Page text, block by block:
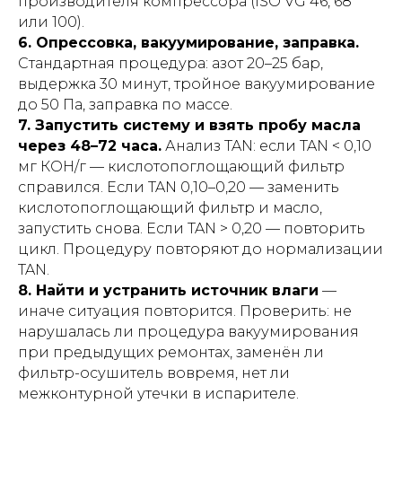
или 100).
6. Опрессовка, вакуумирование, заправка.
Стандартная процедура: азот 20–25 бар,
выдержка 30 минут, тройное вакуумирование
до 50 Па, заправка по массе.
7. Запустить систему и взять пробу масла
через 48–72 часа. Анализ TAN: если TAN < 0,10
мг КОН/г — кислотопоглощающий фильтр
справился. Если TAN 0,10–0,20 — заменить
кислотопоглощающий фильтр и масло,
запустить снова. Если TAN > 0,20 — повторить
цикл. Процедуру повторяют до нормализации
TAN.
8. Найти и устранить источник влаги —
иначе ситуация повторится. Проверить: не
нарушалась ли процедура вакуумирования
при предыдущих ремонтах, заменён ли
фильтр-осушитель вовремя, нет ли
межконтурной утечки в испарителе.